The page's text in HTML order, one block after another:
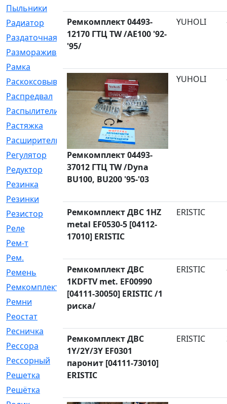
Пыльники
[5]
Радиатор
[916]
Раздаточная
[1]
Размораживатель
Рамка
[29]
Раскоксовывание
[4]
Распредвал
[41]
Распылители
[226]
Растяжка
[1]
Расширительный
[9]
Регулятор
[5]
Редуктор
[17]
Резинка
[15]
Резинки
[6]
Резистор
[1]
Реле
[20]
Рем-т
[7]
Рем.
[2]
Ремень
[2060]
Ремкомплект
[1924]
Ремни
[21]
Реостат
Ресничка
[25]
Рессора
[51]
Рессорный
[107]
Решетка
[21]
Решётка
Ремкомплект 04493-
12170 ГТЦ TW /AE100 '92-
'95/
YUHOLI
Ремкомплект 04493-
37012 ГТЦ TW /Dyna
BU100, BU200 '95-'03
YUHOLI
Ремкомплект ДВС 1HZ
metal EF0530-5 [04112-
17010] ERISTIC
ERISTIC
Ремкомплект ДВС
1KDFTV met. EF00990
[04111-30050] ERISTIC /1
риска/
ERISTIC
Ремкомплект ДВС
1Y/2Y/3Y EF0301
паронит [04111-73010]
ERISTIC
ERISTIC